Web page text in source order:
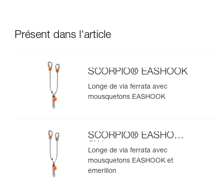
Présent dans l'article
SCORPIO® EASHOOK
Longe de via ferrata avec
mousquetons EASHOOK
SCORPIO® EASHOOK
SW
Longe de via ferrata avec
mousquetons EASHOOK et
émerillon